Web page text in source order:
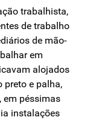
trabalhista,
de trabalho
de mão-
em
alojados
preto e palha,
em péssimas
instalações